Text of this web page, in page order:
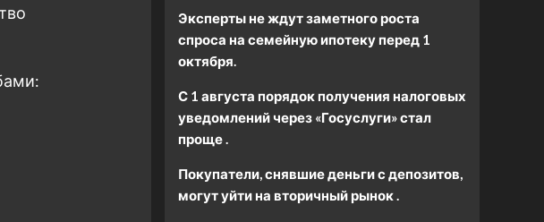
Эксперты не ждут заметного роста
спроса на семейную ипотеку перед 1
октября.
С 1 августа порядок получения налоговых
уведомлений через «Госуслуги» стал
проще .
Покупатели, снявшие деньги с депозитов,
могут уйти на вторичный рынок .